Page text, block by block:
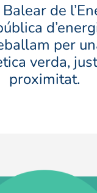
Balear de
per
verda,
proximitat.